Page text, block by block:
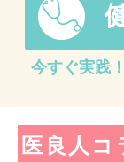
今すぐ実践
医良人コ